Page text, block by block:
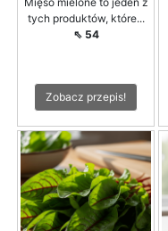
tych produktów, które...
⇖ 54
Zobacz przepis!